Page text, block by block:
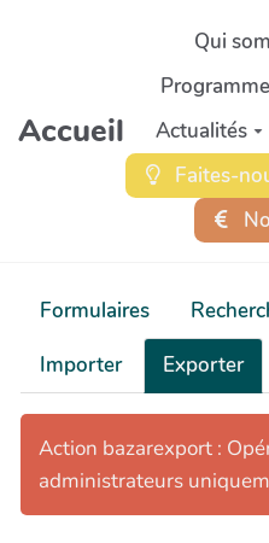
Aller au contenu principal
Accueil
Qui
Actualités
Faites-
Formulaires
Importer
Exporter
Action bazarexport :
administrateurs